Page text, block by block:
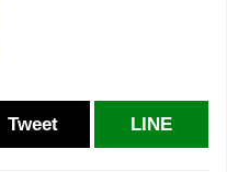
Tweet LINE